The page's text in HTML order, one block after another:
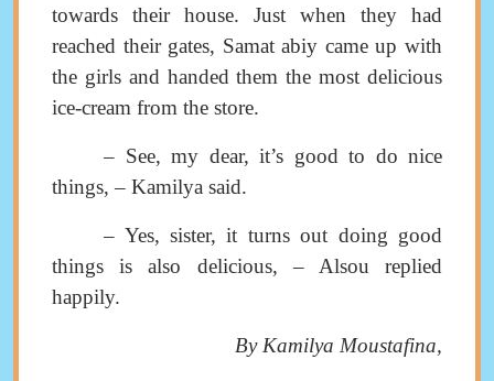
towards their house. Just when they had
reached their gates, Samat abiy came up with
the girls and handed them the most delicious
ice-cream from the store.
– See, my dear, it’s good to do nice
things, – Kamilya said.
– Yes, sister,it turns out doing good
things is also delicious, – Alsou replied
happily.
By Kamilya Moustafina,